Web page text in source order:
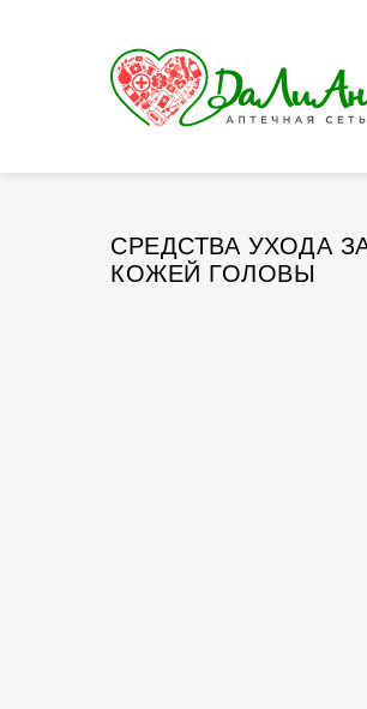
СРЕДСТВА УХОДА
КОЖЕЙ ГОЛОВЫ